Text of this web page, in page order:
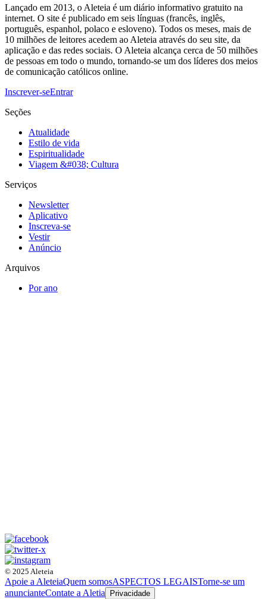
Lançado em 2013, o Aleteia é um diário informativo gratuito na
internet. O site é publicado em seis línguas (francês, inglês,
português, espanhol, polaco e esloveno). Todos os meses, mais de
10 milhões de leitores acedem ao Aleteia através do seu site, da
aplicação e das redes sociais. O Aleteia alcança cerca de 50 milhões
de pessoas em todo o mundo, tornando-se um dos líderes dos meios
de comunicação católicos online.
Inscrever-seEntrar
Seções
Atualidade
Estilo de vida
Espiritualidade
Viagem &#038; Cultura
Serviços
Newsletter
Aplicativo
Inscreva-se
Vestir
Anúncio
Arquivos
Por ano
© 2025 Aleteia
Apoie a AleteiaQuem somosASPECTOS LEGAISTorne-se um
anuncianteContate a Aletia Privacidade